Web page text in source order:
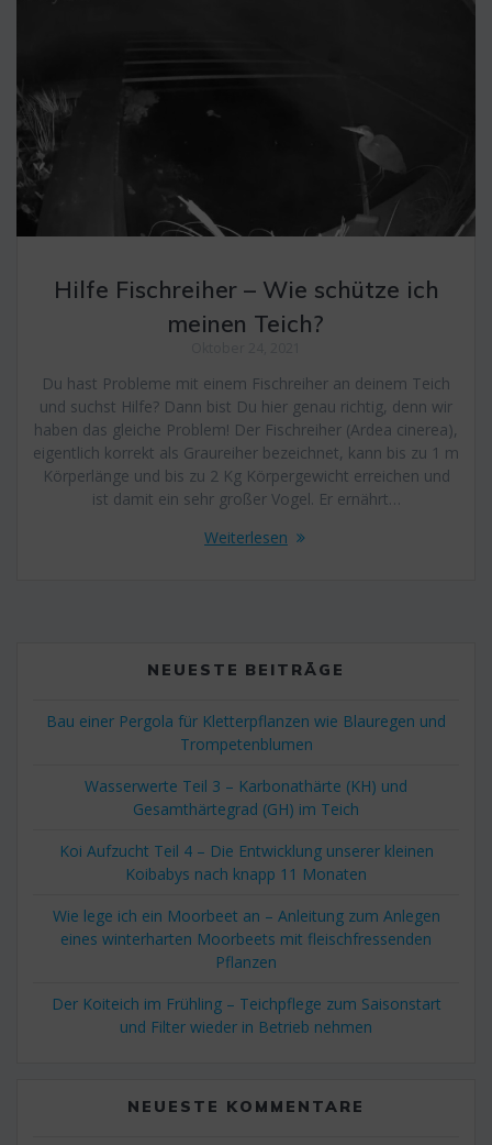
Hilfe Fischreiher – Wie schütze ich
meinen Teich?
Du hast Probleme mit einem Fischreiher an deinem Teich
und suchst Hilfe? Dann bist Du hier genau richtig, denn wir
haben das gleiche Problem! Der Fischreiher (Ardea cinerea),
eigentlich korrekt als Graureiher bezeichnet, kann bis zu 1 m
Körperlänge und bis zu 2 Kg Körpergewicht erreichen und
ist damit ein sehr großer Vogel. Er ernährt…
Weiterlesen
NEUESTE BEITRÄGE
Bau einer Pergola für Kletterpflanzen wie Blauregen und
Trompetenblumen
Wasserwerte Teil 3 – Karbonathärte (KH) und
Gesamthärtegrad (GH) im Teich
Koi Aufzucht Teil 4 – Die Entwicklung unserer kleinen
Koibabys nach knapp 11 Monaten
Wie lege ich ein Moorbeet an – Anleitung zum Anlegen
eines winterharten Moorbeets mit fleischfressenden
Pflanzen
Der Koiteich im Frühling – Teichpflege zum Saisonstart
und Filter wieder in Betrieb nehmen
NEUESTE KOMMENTARE